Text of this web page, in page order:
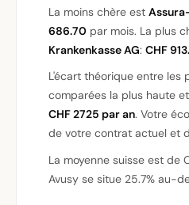
La moins chère est
686.70 par mois. La plus
Krankenkasse AG: CHF
L'écart théorique entre les
comparées la plus haute
CHF 2725 par an. Votre
de votre contrat actuel et
La moyenne suisse est de
Avusy se situe 25.7% au-